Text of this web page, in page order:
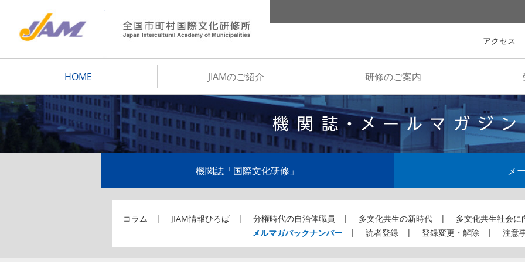
HOME JIAMのご紹介 研修のご案内
アクセス
機関誌「国際文化研修」 メ
コラム JIAM情報ひろば 分権時代の自治体職員 多文化共生の新時代
多文化共生社会に
メルマガバックナンバー
読者登録 登録変更・解除 注意